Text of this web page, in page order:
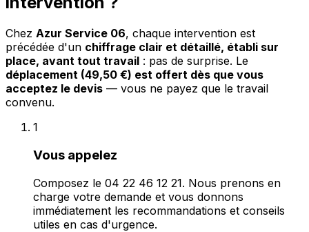
Chez Azur Service 06, chaque intervention est
précédée d'un chiffrage clair et détaillé, établi sur
place, avant tout travail : pas de surprise. Le
déplacement (49,50 €) est offert dès que vous
acceptez le devis — vous ne payez que le travail
convenu.
1
Vous appelez
Composez le 04 22 46 12 21. Nous prenons en
charge votre demande et vous donnons
immédiatement les recommandations et conseils
utiles en cas d'urgence.